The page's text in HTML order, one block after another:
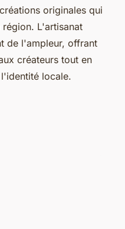
originales qui
L'artisanat
de l'ampleur, offrant
créateurs tout en
locale.